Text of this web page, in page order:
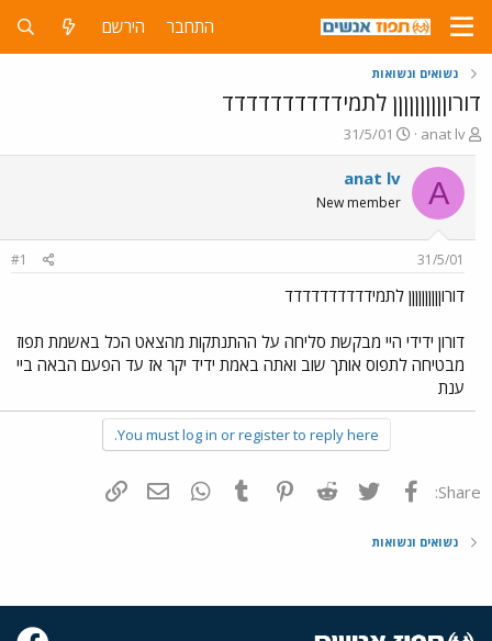
התחבר הירשם
נשואים ונשואות
דורוןןןןןןןןןן לתמידדדדדדדדדד
פ
ו
ת
ח
ה
ש
א
anat lv
פ
ו
ר
ם
ר
31/5/01
A
anat lv
New member
31/5/01
#1
דורוןןןןןןןןןן לתמידדדדדדדדדד
דורון ידידי היי מבקשת סליחה על ההתנתקות מהצאט הכל באשמת תפוז
מבטיחה לתפוס אותך שוב ואתה באמת ידיד יקר אז עד הפעם הבאה ביי
ענת
You must log in or register to reply here.
Share: פייסבוק Twitter
Reddit
Pinterest
Tumblr
WhatsAppדואר אלקטרוני
נשואים ונשואות